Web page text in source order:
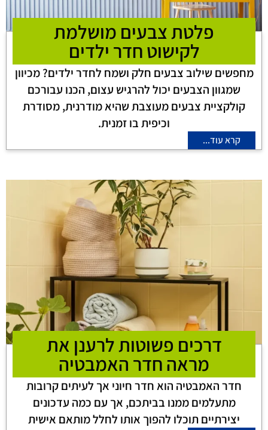
פלטת צבעים מושלמת
לקישוט חדר ילדים
מחפשים שילוב צבעים חלק ושמח לחדר ילדים? מכיוון
שמגוון הצבעים יכול להרגיש עצום, הכנו עבורכם
קולקציית צבעים מעוצבת שהיא מודרנית, מסודרת
וכיפית בו זמנית.
קרא עוד...
דרכים פשוטות לרענן את
מראה חדר האמבטיה
חדר האמבטיה הוא חדר חיוני אך לעיתים קרובות
מתעלמים ממנו בביתכם, אך עם כמה עדכונים
יצירתיים תוכלו להפוך אותו לחלל מותאם אישית